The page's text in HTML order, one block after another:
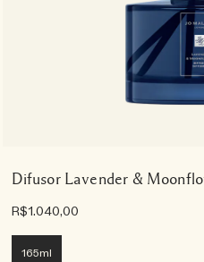
Difusor Lavender &
R$1.040,00
165ml